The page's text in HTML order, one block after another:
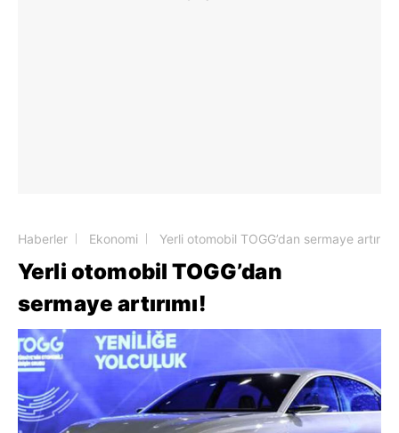
Haberler Ekonomi Yerli otomobil TOGG’dan sermaye artırımı!
Yerli otomobil TOGG’dan
sermaye artırımı!